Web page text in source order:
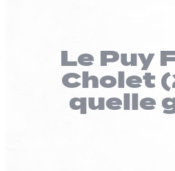
Le Puy
Cholet
quelle